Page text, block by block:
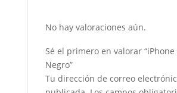
No hay valoraciones aún.
Sé el primero en valorar “iPhone
Negro”
Tu dirección de correo